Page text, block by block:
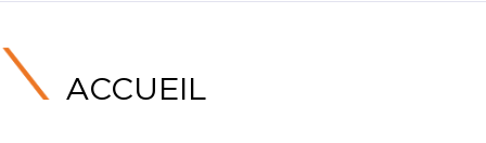
ACCUEIL